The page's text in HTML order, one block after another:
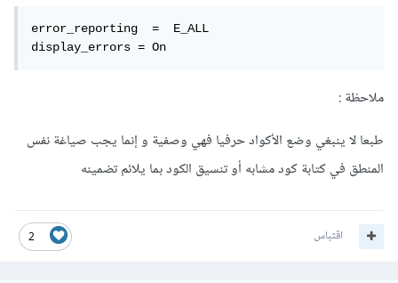
error_reporting  =  E_ALL
display_errors = On
ملاحظة :
طبعا لا ينبغي وضع الأكواد حرفيا فهي وصفية و إنما يجب صياغة نفس
المنطق في كتابة كود مشابه أو تنسيق الكود بما يلائم تضمينه
2 اقتباس